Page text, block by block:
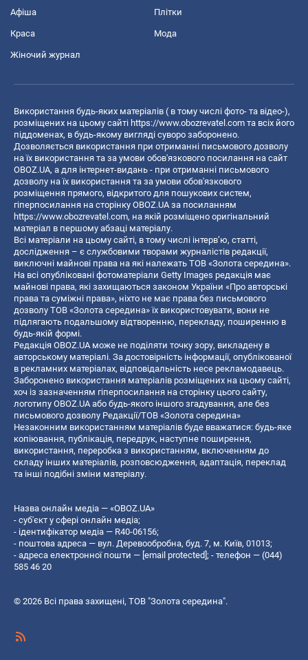
Афіша Плітки
Краса Мода
Жіночий журнал
Використання будь-яких матеріалів ( в тому числі фото- та відео-),
розміщених на цьому сайті https://www.obozrevatel.com та всіх його
піддоменах, в будь-якому вигляді суворо заборонено.
Дозволяється використання при отриманні письмового дозволу
на їх використання та за умови обов'язкового посилання на сайт
OBOZ.UA, а для інтернет-видань - при отриманні письмового
дозволу на їх використання та за умови обов'язкового
розміщення прямого, відкритого для пошукових систем,
гіперпосилання на сторінку OBOZ.UA за посиланням
https://www.obozrevatel.com, на якій розміщено оригінальний
матеріал в першому абзаці матеріалу.
Всі матеріали на цьому сайті, в тому числі інтерв’ю, статті,
дослідження – є службовими творами журналістів редакції,
виключні майнові права на які належать ТОВ «Золота середина».
На всі опубліковані фотоматеріали Getty Images редакція має
майнові права, які захищаються законом України «Про авторські
права та суміжні права», ніхто не має права без письмового
дозволу ТОВ «Золота середина» їх використовувати, вони не
підлягають подальшому відтворенню, перекладу, поширенню в
будь-якій формі.
Редакція OBOZ.UA може не поділяти точку зору, викладену в
авторському матеріалі. За достовірність інформації, опублікованої
в рекламних матеріалах, відповідальність несе рекламодавець.
Заборонено використання матеріалів розміщених на цьому сайті,
хоч із зазначенням гіперпосилання на сторінку цього сайту,
логотипу OBOZ.UA або будь-якого іншого згадування, але без
письмового дозволу Редакції/ТОВ «Золота середина»
Незаконним використанням матеріалів буде вважатися: будь-яке
копiювання, публiкацiя, передрук, наступне поширення,
використання, переробка з використанням, включенням до
складу інших матеріалів, розповсюдження, адаптація, переклад
та інші подібні зміни матеріалу.
Назва онлайн медіа — «OBOZ.UA»
- суб'єкт у сфері онлайн медіа;
- ідентифікатор медіа — R40-06156;
- поштова адреса — вул. Деревообробна, буд. 7, м. Київ, 01013;
- адреса електронної пошти — [email protected]; - телефон — (044)
585 46 20
© 2026 Всі права захищені, ТОВ "Золота середина".